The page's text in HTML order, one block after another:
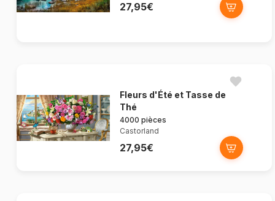
27,95€
Fleurs d'Été et Tasse de
Thé
4000 pièces
Castorland
27,95€